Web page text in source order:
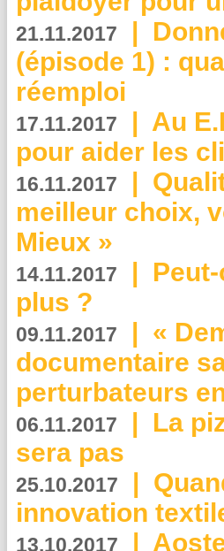
21.11.2017 |
(épisode 1) :
réemploi
17.11.2017 | Au
pour aider les
16.11.2017 |
meilleur choix,
Mieux »
14.11.2017 |
plus ?
09.11.2017 | «
documentaire
perturbateurs
06.11.2017 | La
sera pas
25.10.2017 |
innovation
13.10.2017 |